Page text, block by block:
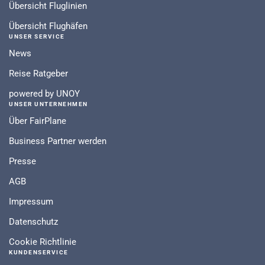
Übersicht Fluglinien
Übersicht Flughäfen
UNSER SERVICE
News
Reise Ratgeber
powered by UNOY
UNSER UNTERNEHMEN
Über FairPlane
Business Partner werden
Presse
AGB
Impressum
Datenschutz
Cookie Richtlinie
KUNDENSERVICE